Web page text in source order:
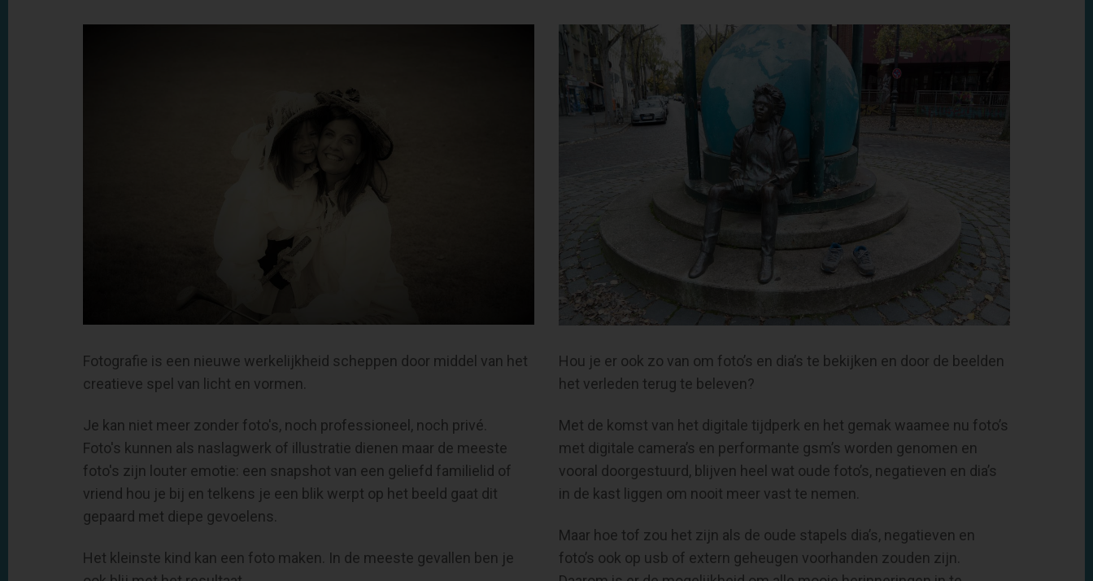
Fotografie is een nieuwe werkelijkheid scheppen door middel van het
creatieve spel van licht en vormen.
Je kan niet meer zonder foto's, noch professioneel, noch privé.
Foto's kunnen als naslagwerk of illustratie dienen maar de meeste
foto's zijn louter emotie: een snapshot van een geliefd familielid of
vriend hou je bij en telkens je een blik werpt op het beeld gaat dit
gepaard met diepe gevoelens.
Het kleinste kind kan een foto maken. In de meeste gevallen ben je
Hou je er ook zo van om foto’s en dia’s te bekijken en door de beelden
het verleden terug te beleven?
Met de komst van het digitale tijdperk en het gemak waamee nu foto’s
met digitale camera’s en performante gsm’s worden genomen en
vooral doorgestuurd, blijven heel wat oude foto’s, negatieven en dia’s
in de kast liggen om nooit meer vast te nemen.
Maar hoe tof zou het zijn als de oude stapels dia’s, negatieven en
foto’s ook op usb of extern geheugen voorhanden zouden zijn.